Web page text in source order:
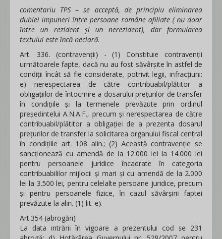
comentariu TPS – se acceptă, de principiu eliminarea
dublei impuneri între persoane române afiliate ( nu doar
între un rezident și un nerezident), dar formularea
textului este încă neclară.
Art. 336. (contravenții) - (1) Constituie contravenţii
următoarele fapte, dacă nu au fost săvârșite în astfel de
condiții încât să fie considerate, potrivit legii, infracțiuni:
e) nerespectarea de către contribuabil/plătitor a
obligaţiilor de întocmire a dosarului preţurilor de transfer
în condiţiile şi la termenele prevăzute prin ordinul
preşedintelui A.N.A.F., precum şi nerespectarea de către
contribuabil/plătitor a obligaţiei de a prezenta dosarul
preţurilor de transfer la solicitarea organului fiscal central
în condițiile art. 108 alin.; (2) Această contravenție se
sancționează cu amendă de la 12.000 lei la 14.000 lei
pentru persoanele juridice încadrate în categoria
contribuabililor mijlocii şi mari şi cu amendă de la 2.000
lei la 3.500 lei, pentru celelalte persoane juridice, precum
şi pentru persoanele fizice, în cazul săvârşirii faptei
prevăzute la alin. (1) lit. e).
Art.354 (abrogări)
La data intrării în vigoare a prezentului cod se 231